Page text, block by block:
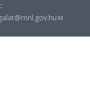
e-
(link